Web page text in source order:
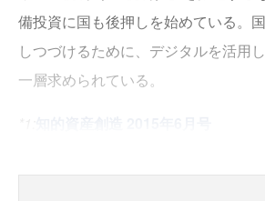
備投資に国も後押しを始めている。
しつづけるために、デジタルを活用
一層求められている。